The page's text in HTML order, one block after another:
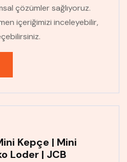
çözümler sağlıyoruz.
içeriğimizi inceleyebilir,
Kepçe | Mini
Loder | JCB